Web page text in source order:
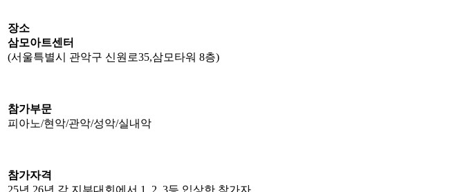
장소
삼모아트센터
(서울특별시 관악구 신원로35,삼모타워 8층)
참가부문
피아노/현악/관악/성악/실내악
참가자격
25년,26년 각 지부대회에서 1, 2, 3등 입상한 참가자